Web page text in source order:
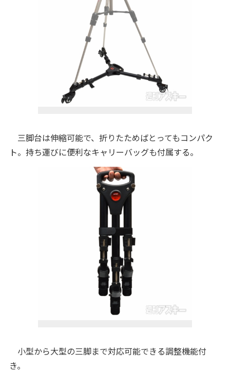
三脚台は伸縮可能で、折りたためばとってもコンパク
ト。持ち運びに便利なキャリーバッグも付属する。
小型から大型の三脚まで対応可能できる調整機能付
き。